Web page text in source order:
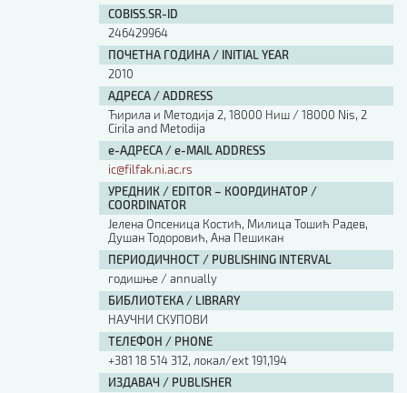
COBISS.SR-ID
246429964
ПОЧЕТНА ГОДИНА / INITIAL YEAR
2010
АДРЕСА / ADDRESS
Ћирила и Методија 2, 18000 Ниш / 18000 Nis, 2
Cirila and Metodija
е-АДРЕСА / e-MAIL ADDRESS
ic@filfak.ni.ac.rs
УРЕДНИК / EDITOR – КООРДИНАТОР /
COORDINATOR
Јелена Опсеница Костић, Милица Тошић Радев,
Душан Тодоровић, Ана Пешикан
ПЕРИОДИЧНОСТ / PUBLISHING INTERVAL
годишње / annually
БИБЛИОТЕКА / LIBRARY
НАУЧНИ СКУПОВИ
ТЕЛЕФОН / PHONE
+381 18 514 312, локал/ext 191,194
ИЗДАВАЧ / PUBLISHER